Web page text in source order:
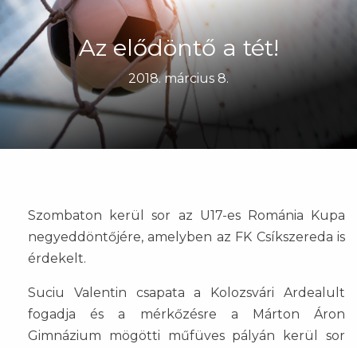
Az elődöntő a tét!
2018. március 8.
Szombaton kerül sor az U17-es Románia Kupa
negyeddöntőjére, amelyben az FK Csíkszereda is
érdekelt.
Suciu Valentin csapata a Kolozsvári Ardealult
fogadja és a mérkőzésre a Márton Áron
Gimnázium mögötti műfüves pályán kerül sor